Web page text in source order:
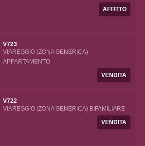
AFFITTO
V723
VIAREGGIO (ZONA GENERICA)
APPARTAMENTO
VENDITA
V722
VIAREGGIO (ZONA GENERICA) BIFAMILIARE
VENDITA